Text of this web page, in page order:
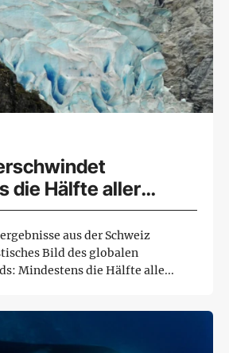
die Hälfte aller
aus der Schweiz
Bild des globalen
Mindestens die Hälfte alle...